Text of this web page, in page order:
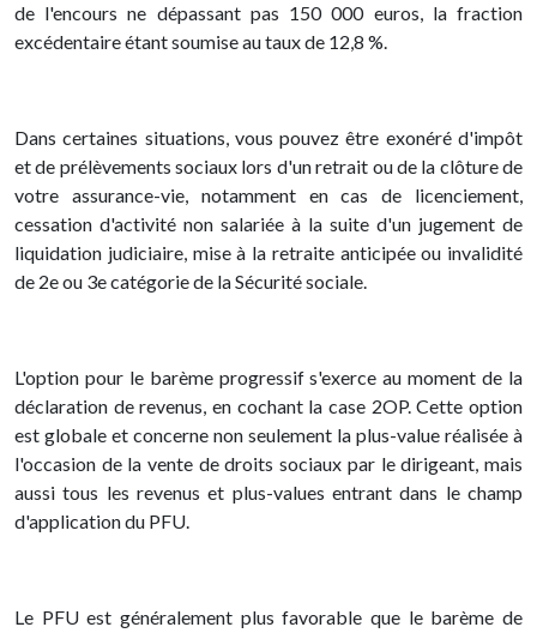
de l'encours ne dépassant pas 150 000 euros, la fraction
excédentaire étant soumise au taux de 12,8 %.
Dans certaines situations, vous pouvez être exonéré d'impôt
et de prélèvements sociaux lors d'un retrait ou de la clôture de
votre assurance-vie, notamment en cas de licenciement,
cessation d'activité non salariée à la suite d'un jugement de
liquidation judiciaire, mise à la retraite anticipée ou invalidité
de 2e ou 3e catégorie de la Sécurité sociale.
L'option pour le barème progressif s'exerce au moment de la
déclaration de revenus, en cochant la case 2OP. Cette option
est globale et concerne non seulement la plus-value réalisée à
l'occasion de la vente de droits sociaux par le dirigeant, mais
aussi tous les revenus et plus-values entrant dans le champ
d'application du PFU.
Le PFU est généralement plus favorable que le barème de